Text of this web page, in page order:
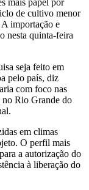
de cultivo menor
importação e
nesta quinta-feira
seja feito em
pelo país, diz
com foco nas
no Rio Grande do
em climas
O perfil mais
a autorização do
à liberação do